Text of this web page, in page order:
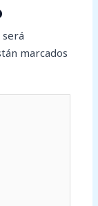
marcados